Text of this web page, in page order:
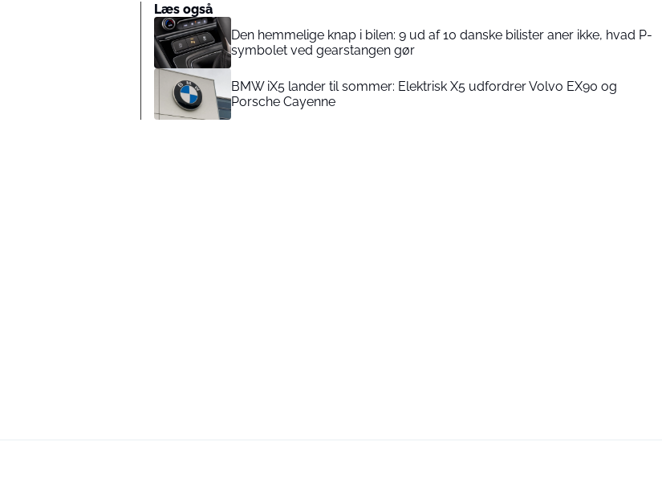
Læs også
Den hemmelige knap i bilen: 9 ud af 10 danske bilister aner ikke, hvad P-
symbolet ved gearstangen gør
BMW iX5 lander til sommer: Elektrisk X5 udfordrer Volvo EX90 og
Porsche Cayenne